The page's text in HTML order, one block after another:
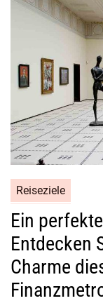
Reiseziele
Ein
Entdecken
Charme